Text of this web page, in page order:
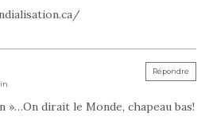
»…On dirait le Monde, chapeau bas!
Répondre